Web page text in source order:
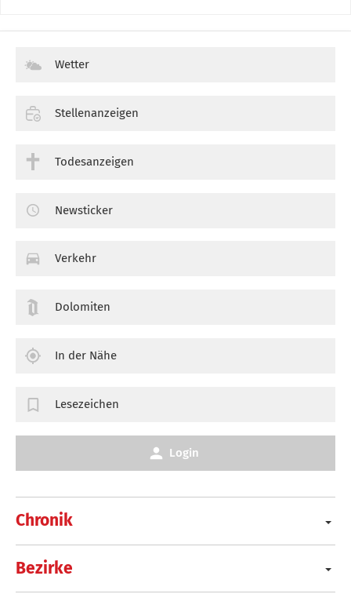
Chronik
Bezirke
Wetter
Stellenanzeigen
Todesanzeigen
Newsticker
Verkehr
Dolomiten
In der Nähe
Lesezeichen
Login